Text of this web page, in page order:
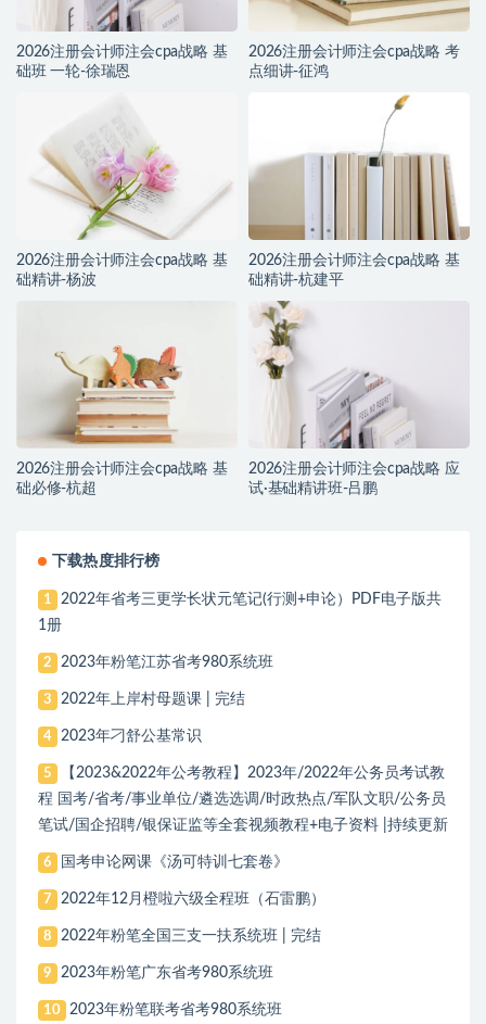
2026注册会计师注会cpa战略 基
础班 一轮-徐瑞恩
2026注册会计师注会cpa战略 考
点细讲-征鸿
2026注册会计师注会cpa战略 基
础精讲-杨波
2026注册会计师注会cpa战略 基
础精讲-杭建平
2026注册会计师注会cpa战略 基
础必修-杭超
2026注册会计师注会cpa战略 应
试·基础精讲班-吕鹏
下载热度排行榜
1
2022年省考三更学长状元笔记(行测+申论）PDF电子版共
1册
2 2023年粉笔江苏省考980系统班
3 2022年上岸村母题课 | 完结
4 2023年刁舒公基常识
5
【2023&2022年公考教程】2023年/2022年公务员考试教
程 国考/省考/事业单位/遴选选调/时政热点/军队文职/公务员
笔试/国企招聘/银保证监等全套视频教程+电子资料 |持续更新
6 国考申论网课《汤可特训七套卷》
7 2022年12月橙啦六级全程班（石雷鹏）
8 2022年粉笔全国三支一扶系统班 | 完结
9 2023年粉笔广东省考980系统班
10 2023年粉笔联考省考980系统班